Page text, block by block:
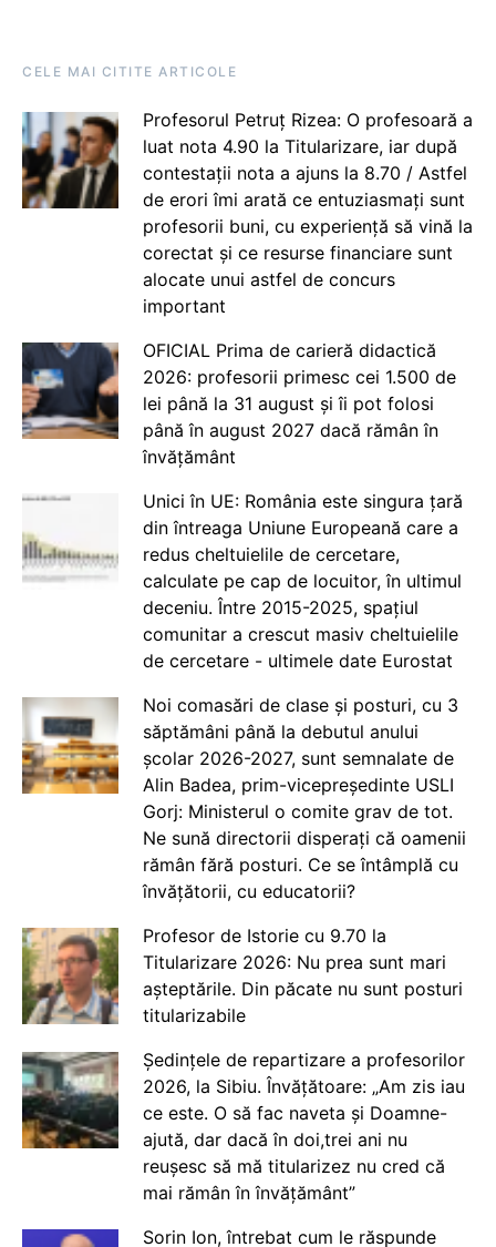
CELE MAI CITITE ARTICOLE
Profesorul Petruț Rizea: O profesoară a
luat nota 4.90 la Titularizare, iar după
contestații nota a ajuns la 8.70 / Astfel
de erori îmi arată ce entuziasmați sunt
profesorii buni, cu experiență să vină la
corectat și ce resurse financiare sunt
alocate unui astfel de concurs
important
OFICIAL Prima de carieră didactică
2026: profesorii primesc cei 1.500 de
lei până la 31 august și îi pot folosi
până în august 2027 dacă rămân în
învățământ
Unici în UE: România este singura țară
din întreaga Uniune Europeană care a
redus cheltuielile de cercetare,
calculate pe cap de locuitor, în ultimul
deceniu. Între 2015-2025, spațiul
comunitar a crescut masiv cheltuielile
de cercetare - ultimele date Eurostat
Noi comasări de clase și posturi, cu 3
săptămâni până la debutul anului
școlar 2026-2027, sunt semnalate de
Alin Badea, prim-vicepreședinte USLI
Gorj: Ministerul o comite grav de tot.
Ne sună directorii disperați că oamenii
rămân fără posturi. Ce se întâmplă cu
învățătorii, cu educatorii?
Profesor de Istorie cu 9.70 la
Titularizare 2026: Nu prea sunt mari
așteptările. Din păcate nu sunt posturi
titularizabile
Ședințele de repartizare a profesorilor
2026, la Sibiu. Învățătoare: „Am zis iau
ce este. O să fac naveta și Doamne-
ajută, dar dacă în doi,trei ani nu
reușesc să mă titularizez nu cred că
mai rămân în învățământ”
Sorin Ion, întrebat cum le răspunde